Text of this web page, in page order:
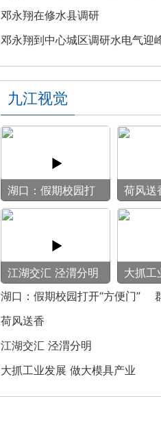
育整改整治工作汇报会召开
邓永翔在修水县调研
邓永翔到中心城区调研水电气迎
作
九江视觉
湖口：假期校园打
开“方便门” 群众
荷风送
‌江湖交汇 泾渭分明‌
大抓工
模具产
湖口：假期校园打开“方便门”
圈”
荷风送香
‌江湖交汇 泾渭分明‌
大抓工业发展 做大模具产业